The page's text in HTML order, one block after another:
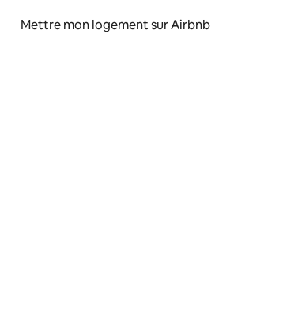
Mettre mon logement sur Airbnb